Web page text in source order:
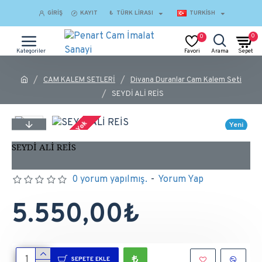
GIRIŞ KAYIT ₺ TÜRK LIRASI TURKISH
0 0
CAM KALEM SETLERİ
Divana Duranlar Cam Kalem Seti
SEYDİ ALİ REİS
Yeni
Stokta Yok
SEYDİ ALİ REİS
0 yorum yapılmış. - Yorum Yap
5.550,00₺
SEPETE EKLE